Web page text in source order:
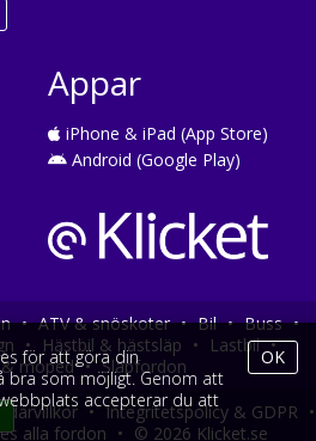
Appar
iPhone & iPad (App Store)
Android (Google Play)
• ATV & snöskoter • Bil • Buss •
• Hästbil & hästsläp • Lastbil •
moped • Släpfordon
• Integritetspolicy & GDPR •
alla fordon • © 2026 Klicket.se
för att göra din
bra som möjligt. Genom att
accepterar du att
OK